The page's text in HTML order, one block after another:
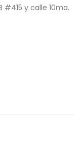
#415 y calle 10ma.